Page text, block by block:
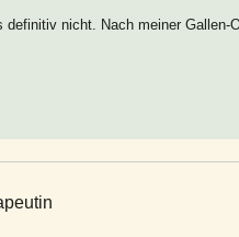
definitiv nicht. Nach meiner